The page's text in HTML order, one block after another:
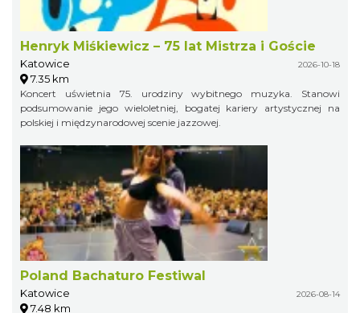
Henryk Miśkiewicz – 75 lat Mistrza i Goście
Katowice 2026-10-18
7.35 km
Koncert uświetnia 75. urodziny wybitnego muzyka. Stanowi
podsumowanie jego wieloletniej, bogatej kariery artystycznej na
polskiej i międzynarodowej scenie jazzowej.
Poland Bachaturo Festiwal
Katowice 2026-08-14
7.48 km